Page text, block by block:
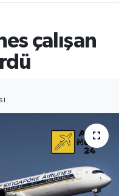
çalışan